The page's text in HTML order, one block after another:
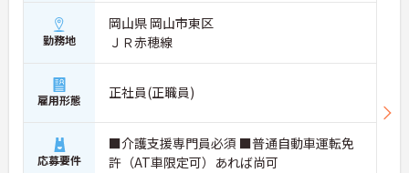
勤務地
岡山県 岡山市東区
ＪＲ赤穂線
雇用形態 正社員(正職員)
応募要件
■介護支援専門員必須 ■普通自動車運転免
許（AT車限定可）あれば尚可